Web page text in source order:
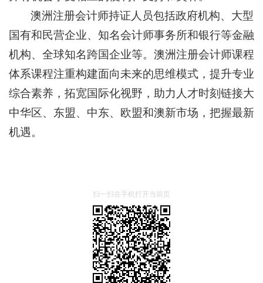
澳洲注册会计师持证人员包括政府机构、大型
国有和民营企业、知名会计师事务所和银行等金融
机构、全球知名跨国企业等。澳洲注册会计师课程
体系课程注重构建面向未来的思维模式，提升专业
综合素养，拓宽国际化视野，助力人才时刻链接大
中华区、东盟、中东、欧盟和澳新市场，把握最新
机遇。
扫一扫在手机打开当前页